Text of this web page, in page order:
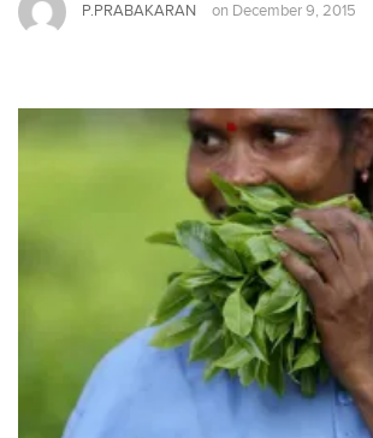
P.PRABAKARAN on December 9, 2015